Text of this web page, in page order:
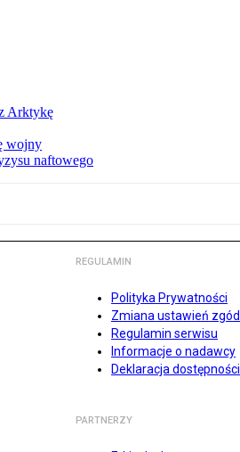
Arktykę
wojny
naftowego
REGULAMIN
Polityka Prywatności
Zmiana ustawień zgód
Regulamin serwisu
Informacje o nadawcy
Deklaracja dostępności
PARTNERZY